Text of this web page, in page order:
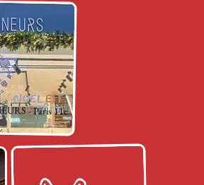
- Paris 11e